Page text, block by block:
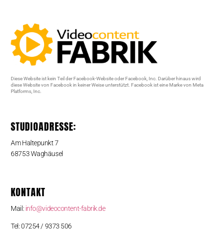
Diese Website ist kein Teil der Facebook-Website oder Facebook, Inc. Darüber hinaus wird
diese Website von Facebook in keiner Weise unterstützt. Facebook ist eine Marke von Meta
Platforms, Inc.
STUDIOADRESSE:
Am Haltepunkt 7
68753 Waghäusel
KONTAKT
Mail: info@videocontent-fabrik.de
Tel: 07254 / 9373 506